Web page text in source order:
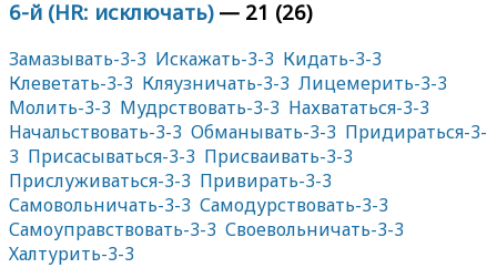
6-й (HR: исключать)— 21 (26)
Замазывать-3-3 Искажать-3-3 Кидать-3-3
Клеветать-3-3 Кляузничать-3-3 Лицемерить-3-3
Молить-3-3 Мудрствовать-3-3 Нахвататься-3-3
Начальствовать-3-3 Обманывать-3-3 Придираться-3-
3 Присасываться-3-3 Присваивать-3-3
Прислуживаться-3-3 Привирать-3-3
Самовольничать-3-3 Самодурствовать-3-3
Самоуправствовать-3-3 Своевольничать-3-3
Халтурить-3-3